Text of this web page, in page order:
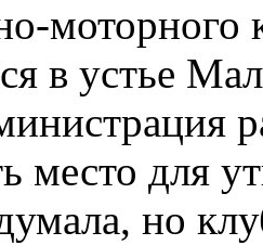
моторного
в устье
место для
но